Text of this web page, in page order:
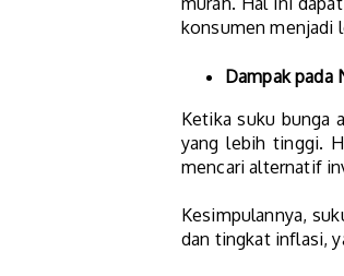
konsumen menjadi
Dampak pada
Ketika suku bunga
yang lebih tinggi.
mencari alternatif
Kesimpulannya,
dan tingkat inflasi,